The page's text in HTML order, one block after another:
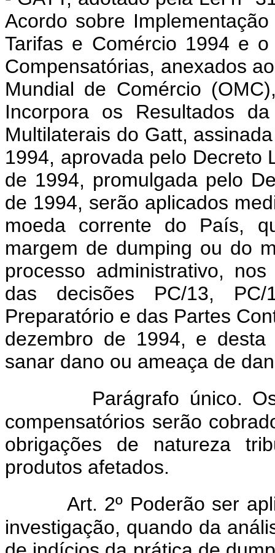
Acordo sobre
Tarifas e Comércio 1994 e
Compensatórias, anexados
Mundial de Comércio
Incorpora os Resultados
Multilaterais do Gatt,
1994, aprovada pelo Decreto
de 1994, promulgada pelo
de 1994, serão aplicados
moeda corrente do País,
margem de dumping ou do
processo administrativo,
das decisões PC/13,
Preparatório e das Partes
dezembro de 1994, e desta
sanar dano ou ameaça de
Parágrafo único.
compensatórios serão
obrigações de natureza
produtos afetados.
Art. 2º Poderão ser
investigação, quando da